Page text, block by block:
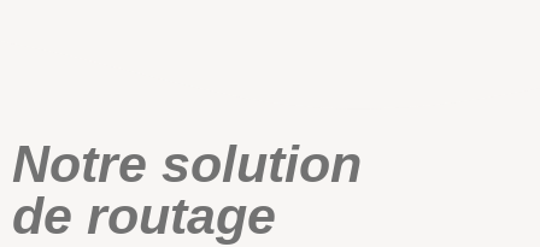
Notre solution
de routage